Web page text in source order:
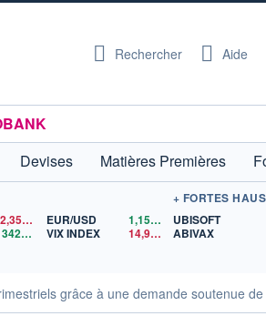
Rechercher Aide
Devises Matières Premières
82,35
$US
4 342,26 $US
EUR/USD 1,1559
$US
VIX INDEX
14,90$US
UBISOFT
ABIVAX
grâce à une demande soutenue